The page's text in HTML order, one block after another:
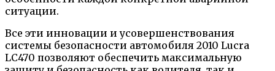
ситуации.
Все эти инновации и усовершенствования
системы безопасности автомобиля 2010 Lucra
LC470 позволяют обеспечить максимальную